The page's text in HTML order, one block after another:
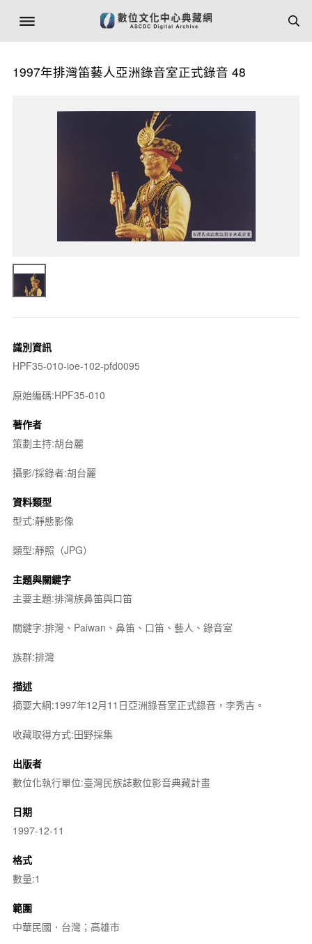
1997年排灣笛藝人亞洲錄音室正式錄音 48
識別資訊
HPF35-010-ioe-102-pfd0095
原始編碼:HPF35-010
著作者
策劃主持:胡台麗
攝影/採錄者:胡台麗
資料類型
型式:靜態影像
類型:靜照（JPG）
主題與關鍵字
主要主題:排灣族鼻笛與口笛
關鍵字:排灣、Paiwan、鼻笛、口笛、藝人、錄音室
族群:排灣
描述
摘要大綱:1997年12月11日亞洲錄音室正式錄音，李秀吉。
收藏取得方式:田野採集
出版者
數位化執行單位:臺灣民族誌數位影音典藏計畫
日期
1997-12-11
格式
數量:1
範圍
中華民國．台灣；高雄市